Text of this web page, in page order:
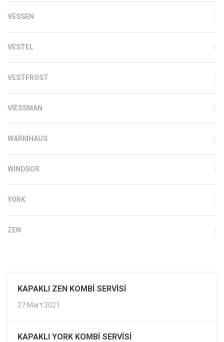
VESSEN
VESTEL
VESTFROST
VIESSMAN
WARMHAUS
WINDSOR
YORK
ZEN
KAPAKLI ZEN KOMBI SERVISI
27 Mart 2021
KAPAKLI YORK KOMBI SERVISI